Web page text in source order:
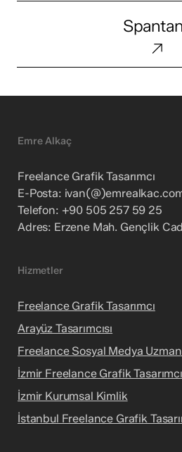
Emre Alkaç
Freelance Grafik Tasarımcı
E-Posta:
Telefon: +90 505 257 59 25
Adres: Erzene Mah. Gençlik
Hizmetler
Freelance Grafik Tasarımcı
Arayüz Tasarımcısı
Freelance Sosyal Medya
İzmir Freelance Grafik Tasarımcı
İzmir Kurumsal Kimlik
İstanbul Freelance Grafik